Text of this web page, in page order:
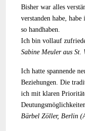
Bisher war alles
verstanden habe,
so handhaben.
Ich bin vollauf
Sabine Meuler aus St.
Ich hatte spannende
Beziehungen. Die
ich mit klaren
Bärbel Zöller, Berlin